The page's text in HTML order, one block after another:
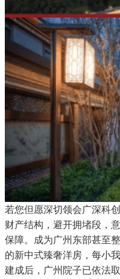
若您但愿深切领会广深科
财产结构，避开拥堵段，
保障。成为广州东部甚至
的新中式臻奢洋房，每小
建成后，广州院子已依法